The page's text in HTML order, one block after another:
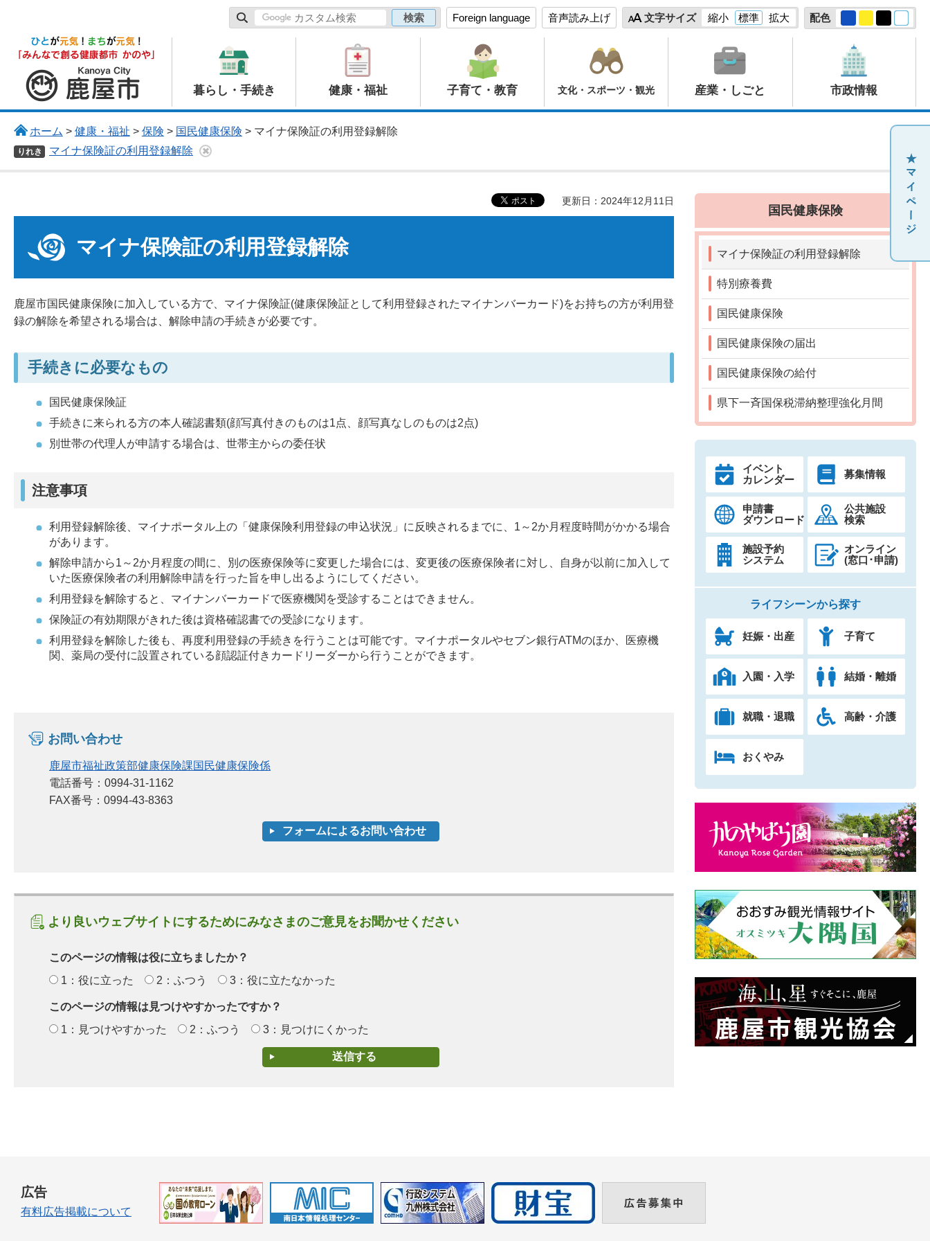
Foreign language 音声読み上げ 文字サイズ 縮小 標準 拡大 配色
鹿屋市
暮らし・手続き 健康・福祉 子育て・教育 文化・スポーツ・観光 産業・しごと 市政情報
ホーム > 健康・福祉 > 保険 > 国民健康保険 > マイナ保険証の利用登録解除
りれき マイナ保険証の利用登録解除
更新日：2024年12月11日
マイナ保険証の利用登録解除
鹿屋市国民健康保険に加入している方で、マイナ保険証(健康保険証として利用登録されたマイナンバーカード)をお持ちの方が利用登
録の解除を希望される場合は、解除申請の手続きが必要です。
手続きに必要なもの
国民健康保険証
手続きに来られる方の本人確認書類(顔写真付きのものは1点、顔写真なしのものは2点)
別世帯の代理人が申請する場合は、世帯主からの委任状
注意事項
利用登録解除後、マイナポータル上の「健康保険利用登録の申込状況」に反映されるまでに、1～2か月程度時間がかかる場合
があります。
解除申請から1～2か月程度の間に、別の医療保険等に変更した場合には、変更後の医療保険者に対し、自身が以前に加入して
いた医療保険者の利用解除申請を行った旨を申し出るようにしてください。
利用登録を解除すると、マイナンバーカードで医療機関を受診することはできません。
保険証の有効期限がきれた後は資格確認書での受診になります。
利用登録を解除した後も、再度利用登録の手続きを行うことは可能です。マイナポータルやセブン銀行ATMのほか、医療機
関、薬局の受付に設置されている顔認証付きカードリーダーから行うことができます。
お問い合わせ
鹿屋市福祉政策部健康保険課国民健康保険係
電話番号：0994-31-1162
FAX番号：0994-43-8363
より良いウェブサイトにするためにみなさまのご意見をお聞かせください
このページの情報は役に立ちましたか？
1：役に立った
2：ふつう 3：役に立たなかった
このページの情報は見つけやすかったですか？
1：見つけやすかった
2：ふつう 3：見つけにくかった
国民健康保険
マイナ保険証の利用登録解除
特別療養費
国民健康保険
国民健康保険の届出
国民健康保険の給付
県下一斉国保税滞納整理強化月間
イベント
カレンダー
募集情報
申請書
ダウンロード
公共施設
検索
施設予約
システム
オンライン
(窓口･申請)
ライフシーンから探す
妊娠・出産 子育て
入園・入学 結婚・離婚
就職・退職 高齢・介護
おくやみ
広告
有料広告掲載について